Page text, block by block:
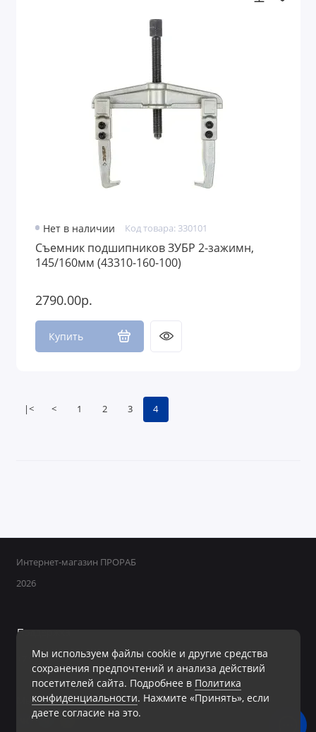
Нет в наличии Код товара: 330101
Съемник подшипников ЗУБР 2-зажимн,
145/160мм (43310-160-100)
2790.00р.
Купить
|< < 1 2 3 4
Мы используем файлы cookie и другие средства
сохранения предпочтений и анализа действий
посетителей сайта. Подробнее в Политика
конфиденциальности. Нажмите «Принять», если
даете согласие на это.
Интернет-магазин ПРОРАБ
2026
Поддержка
+7 950 800-40-09
Ежедневно с 8:00 до 19:00 Без перерывов и выходных
Мы в сети